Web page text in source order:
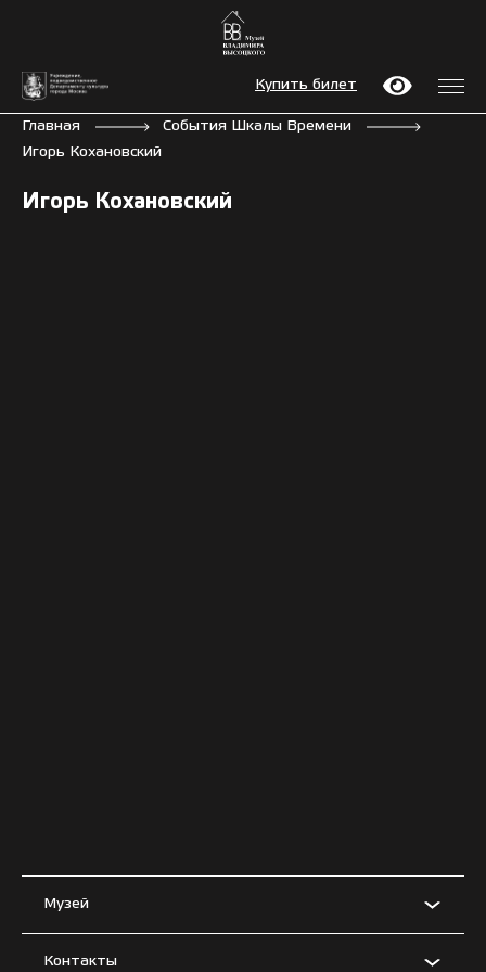
Купить билет
Главная
События Шкалы Времени
Игорь Кохановский
Игорь Кохановский
Музей
Контакты